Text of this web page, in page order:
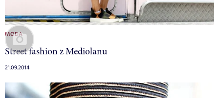
MODA
Street fashion z Mediolanu
21.09.2014